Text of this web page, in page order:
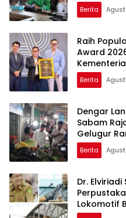
Berita
Raih
Award
Berita
Dengar
Sabam
Gelugur
Berita
Dr.
Lokomotif